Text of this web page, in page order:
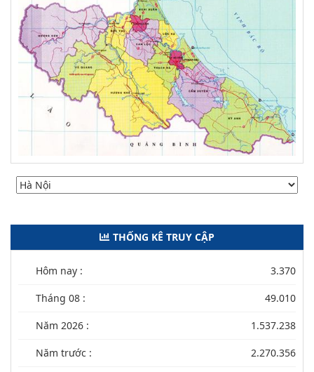
THỐNG KÊ TRUY CẬP
Hôm nay : 3.370
Tháng 08 : 49.010
Năm 2026 : 1.537.238
Năm trước : 2.270.356